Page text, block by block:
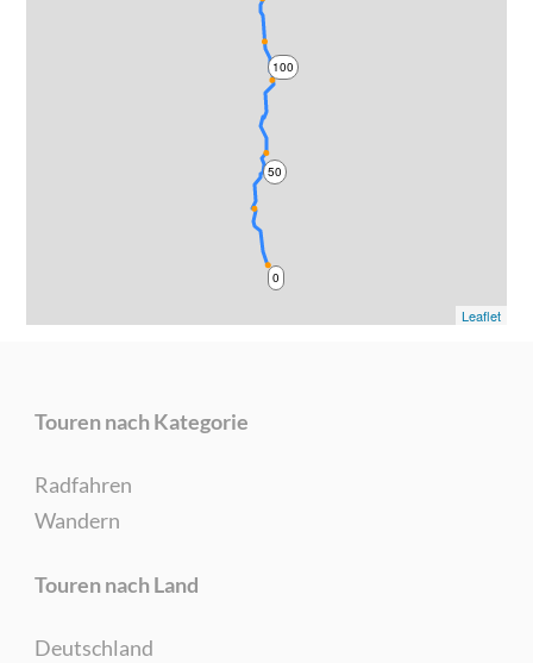
0
50
100
Leaflet
Touren nach Kategorie
Radfahren
Wandern
Touren nach Land
Deutschland